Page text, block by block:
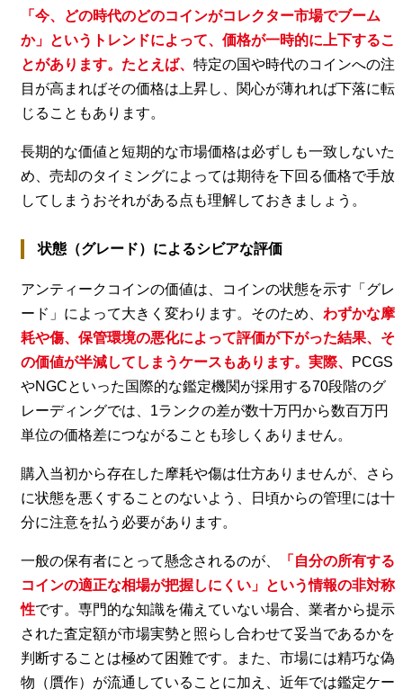
「今、どの時代のどのコインがコレクター市場でブーム
か」というトレンドによって、価格が一時的に上下するこ
とがあります。たとえば、 特定の国や時代のコインへの注
目が高まればその価格は上昇し、関心が薄れれば下落に転
じることもあります。
長期的な価値と短期的な市場価格は必ずしも一致しないた
め、売却のタイミングによっては期待を下回る価格で手放
してしまうおそれがある点も理解しておきましょう。
状態（グレード）によるシビアな評価
アンティークコインの価値は、コインの状態を示す「グレ
ード」によって大きく変わります。そのため、 わずかな摩
耗や傷、保管環境の悪化によって評価が下がった結果、そ
の価値が半減してしまうケースもあります。実際、
PCGS
やNGCといった国際的な鑑定機関が採用する70段階のグ
レーディングでは、1ランクの差が数十万円から数百万円
単位の価格差につながることも珍しくありません。
購入当初から存在した摩耗や傷は仕方ありませんが、さら
に状態を悪くすることのないよう、日頃からの管理には十
分に注意を払う必要があります。
一般の保有者にとって懸念されるのが、
「自分の所有する
コインの適正な相場が把握しにくい」という情報の非対称
性です。専門的な知識を備えていない場合、業者から提示
された査定額が市場実勢と照らし合わせて妥当であるかを
判断することは極めて困難です。また、市場には精巧な偽
物（贋作）が流通していることに加え、近年では鑑定ケー